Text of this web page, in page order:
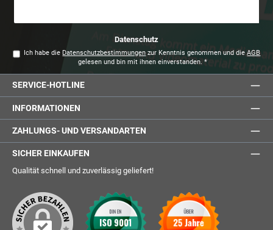
Datenschutz
Ich habe die Datenschutzbestimmungen zur Kenntnis genommen und dieAGB
gelesen und bin mit ihnen einverstanden. *
SERVICE-HOTLINE
INFORMATIONEN
ZAHLUNGS- UND VERSANDARTEN
SICHER EINKAUFEN
Qualität schnell und zuverlässig geliefert!